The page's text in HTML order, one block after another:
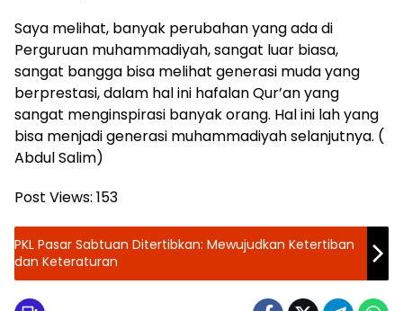
Saya melihat, banyak perubahan yang ada di
Perguruan muhammadiyah, sangat luar biasa,
sangat bangga bisa melihat generasi muda yang
berprestasi, dalam hal ini hafalan Qur’an yang
sangat menginspirasi banyak orang. Hal ini lah yang
bisa menjadi generasi muhammadiyah selanjutnya. (
Abdul Salim)
Post Views: 153
PKL Pasar Sabtuan Ditertibkan: Mewujudkan Ketertiban
dan Keteraturan